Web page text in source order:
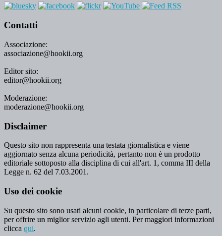
Contatti
Associazione:
associazione@hookii.org
Editor sito:
editor@hookii.org
Moderazione:
moderazione@hookii.org
Disclaimer
Questo sito non rappresenta una testata giornalistica e viene
aggiornato senza alcuna periodicità, pertanto non è un prodotto
editoriale sottoposto alla disciplina di cui all'art. 1, comma III della
Legge n. 62 del 7.03.2001.
Uso dei cookie
Su questo sito sono usati alcuni cookie, in particolare di terze parti,
per offrire un miglior servizio agli utenti. Per maggiori informazioni
clicca qui.